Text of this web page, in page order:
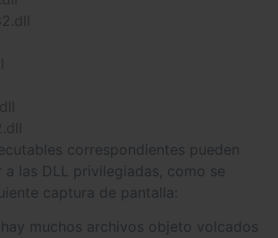
correspondientes pueden
a las DLL privilegiadas, como se
captura de pantalla:
muchos archivos objeto volcados